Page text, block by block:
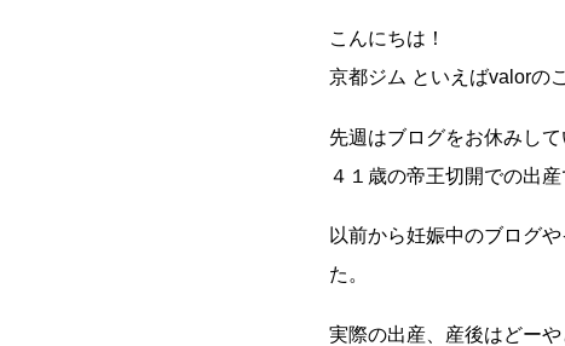
こんにちは！
京都ジム といえばvalorの
先週はブログをお休みし
４１歳の帝王切開での出産
以前から妊娠中のブログ
た。
実際の出産、産後はどー